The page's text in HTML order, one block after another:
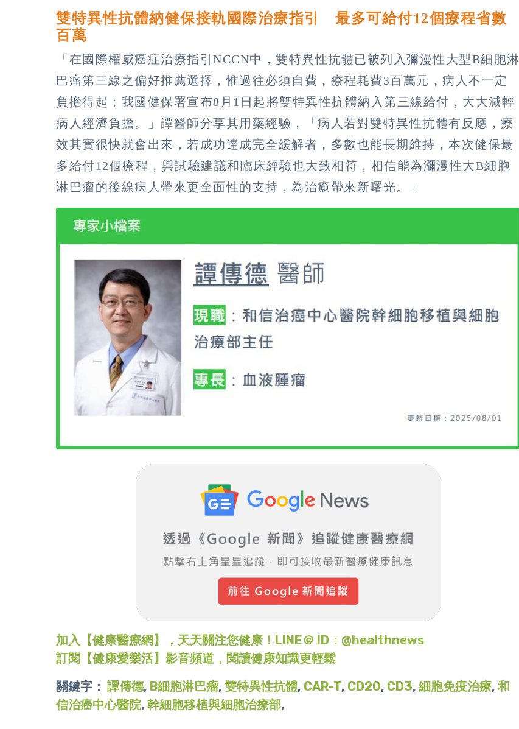
雙特異性抗體納健保接軌國際治療指引 最多可給付12個療程省數
百萬
「在國際權威癌症治療指引NCCN中，雙特異性抗體已被列入彌漫性大型B細胞淋
巴瘤第三線之偏好推薦選擇，惟過往必須自費，療程耗費3百萬元，病人不一定
負擔得起；我國健保署宣布8月1日起將雙特異性抗體納入第三線給付，大大減輕
病人經濟負擔。」譚醫師分享其用藥經驗，「病人若對雙特異性抗體有反應，療
效其實很快就會出來，若成功達成完全緩解者，多數也能長期維持，本次健保最
多給付12個療程，與試驗建議和臨床經驗也大致相符，相信能為瀰漫性大B細胞
淋巴瘤的後線病人帶來更全面性的支持，為治癒帶來新曙光。」
加入【健康醫療網】，天天關注您健康！LINE＠ ID：@healthnews
訂閱【健康愛樂活】影音頻道，閱讀健康知識更輕鬆
關鍵字： 譚傳德, B細胞淋巴瘤, 雙特異性抗體, CAR-T, CD20, CD3, 細胞免疫治療, 和
信治癌中心醫院, 幹細胞移植與細胞治療部,